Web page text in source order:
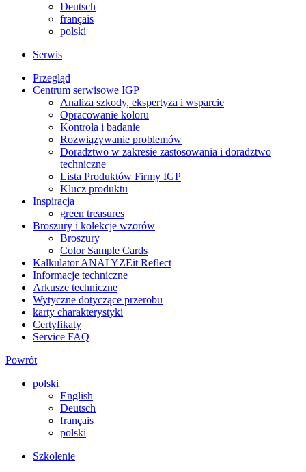
Deutsch
français
polski
Serwis
Przegląd
Centrum serwisowe IGP
Analiza szkody, ekspertyza i wsparcie
Opracowanie koloru
Kontrola i badanie
Rozwiązywanie problemów
Doradztwo w zakresie zastosowania i doradztwo
techniczne
Lista Produktów Firmy IGP
Klucz produktu
Inspiracja
green treasures
Broszury i kolekcje wzorów
Broszury
Color Sample Cards
Kalkulator ANALYZEit Reflect
Informacje techniczne
Arkusze techniczne
Wytyczne dotyczące przerobu
karty charakterystyki
Certyfikaty
Service FAQ
Powrót
polski
English
Deutsch
français
polski
Szkolenie